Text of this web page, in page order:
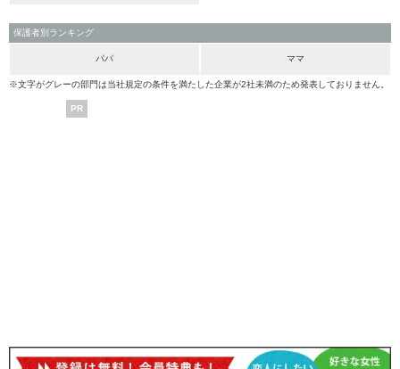
保護者別ランキング
パパ ママ
※文字がグレーの部門は当社規定の条件を満たした企業が2社未満のため発表しておりません。
PR